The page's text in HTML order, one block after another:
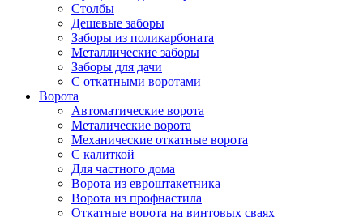
Столбы
Дешевые заборы
Заборы из поликарбоната
Металлические заборы
Заборы для дачи
С откатными воротами
Ворота
Автоматические ворота
Металические ворота
Механические откатные ворота
С калиткой
Для частного дома
Ворота из евроштакетника
Ворота из профнастила
Откатные ворота на винтовых сваях